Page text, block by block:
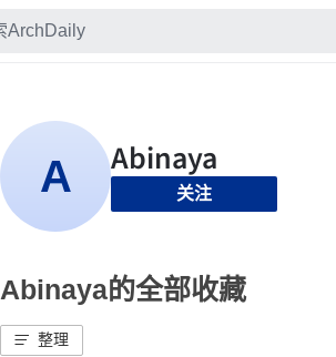
关注
Abinaya的全部收藏
整理